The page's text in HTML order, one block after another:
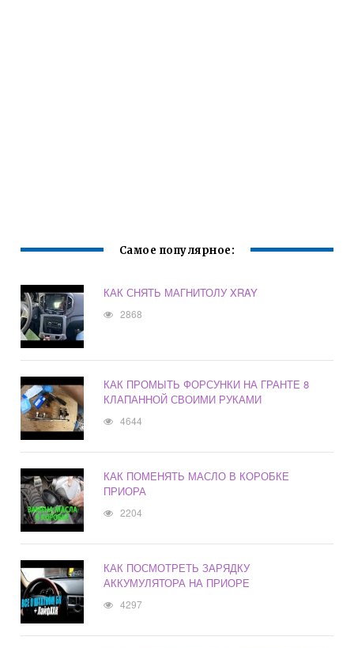
Самое популярное:
КАК СНЯТЬ МАГНИТОЛУ XRAY
2868
КАК ПРОМЫТЬ ФОРСУНКИ НА ГРАНТЕ 8
КЛАПАННОЙ СВОИМИ РУКАМИ
4644
КАК ПОМЕНЯТЬ МАСЛО В КОРОБКЕ
ПРИОРА
2204
КАК ПОСМОТРЕТЬ ЗАРЯДКУ
АККУМУЛЯТОРА НА ПРИОРЕ
4297